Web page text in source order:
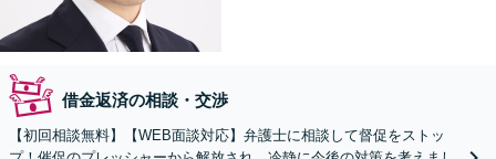
借金返済の相談・交渉
【初回相談無料】【WEB面談対応】弁護士に相談して督促をストッ